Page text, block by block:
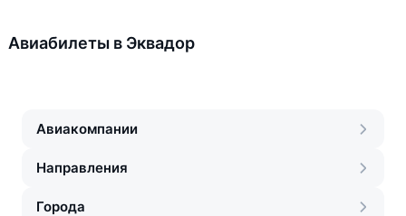
Авиабилеты в Эквадор
Авиакомпании
Направления
Города